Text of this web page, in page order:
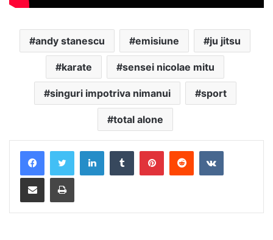
andy stanescu emisiune ju jitsu
karate sensei nicolae mitu
singuri impotriva nimanui sport
total alone
LinkedInTumblrPinterestRedditVKontakte
Distribuie prin mail Tipărește